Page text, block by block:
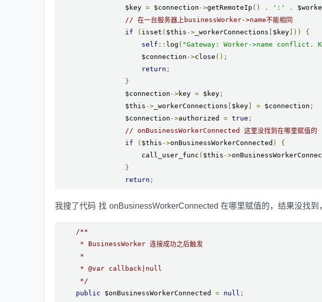
                $key
= $connection ->getRemoteIp () . ':' .
// 在一台服务器上businessWorker->name不能相同
if
( isset ( $this -> _workerConnections $key ]))
{
self :: log ( "Gateway: Worker->name conflict.
                    $connection
->close ();
return ;
}
                $connection
->key = $key ;
                $this
-> _workerConnections $key = $connection ;
                $connection
->authorized = true ;
// onBusinessWorkerConnected 这里没找到在哪里赋值的
if
( $this ->onBusinessWorkerConnected )
{
                    call_user_func
( $this ->
}
return ;
我搜了代码 找 onBusinessWorkerConnected 在哪里赋值的，结果没找到
/**
     * BusinessWorker 连接成功之后触发
     *
     * @var callback|null
     */
public $onBusinessWorkerConnected = null ;